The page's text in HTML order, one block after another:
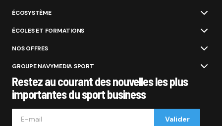
ÉCOSYSTÈME
ÉCOLES ET FORMATIONS
NOS OFFRES
GROUPE NAVYMEDIA SPORT
Restez au courant des nouvelles les plus
importantes du sport business
Valider